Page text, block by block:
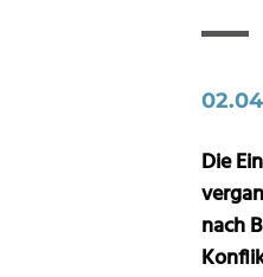
Die
nach